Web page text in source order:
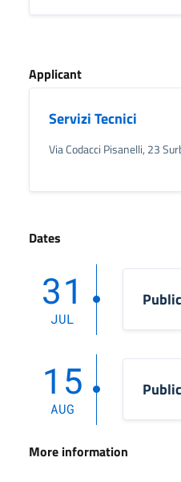
Applicant
Servizi Tecnici
Via Codacci Pisanelli, 23
Dates
31
JUL
15
AUG
More information